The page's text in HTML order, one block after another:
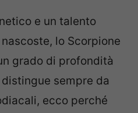
e un talento
lo Scorpione
grado di profondità
sempre da
ecco perché